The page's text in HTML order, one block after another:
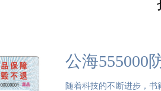
公海555000
随着科技的不断进步，